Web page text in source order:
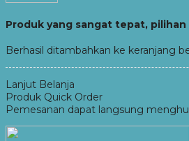
Produk yang sangat tepat, pilihan
Berhasil ditambahkan ke keranjang
Lanjut Belanja
Produk Quick Order
Pemesanan dapat langsung